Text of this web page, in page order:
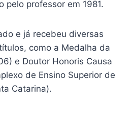
pelo professor em 1981.
e já recebeu diversas
como a Medalha da
e Doutor Honoris Causa
de Ensino Superior de
Catarina).